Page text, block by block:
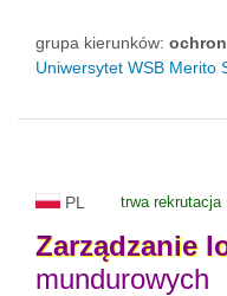
grupa kierunków:
Uniwersytet WSB Merito
PL trwa rekrutacja
Zarządzanie
mundurowych